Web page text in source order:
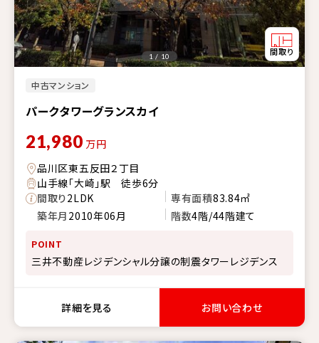
中古マンション
パークタワーグランスカイ
1 / 10
21,980 万円
品川区東五反田２丁目
山手線「大崎」駅 徒歩6分
間取り2LDK 専有面積83.84㎡
築年月 2010年06月 階数4階/44階建て
POINT
三井不動産レジデンシャル分譲の制震タワーレジデンス
詳細を見る お問い合わせ